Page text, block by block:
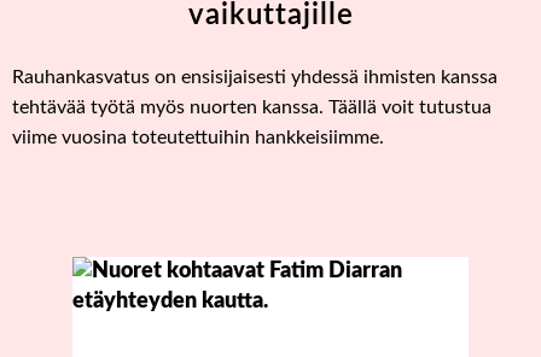
vaikuttajille
Rauhankasvatus on ensisijaisesti yhdessä ihmisten kanssa
tehtävää työtä myös nuorten kanssa. Täällä voit tutustua
viime vuosina toteutettuihin hankkeisiimme.